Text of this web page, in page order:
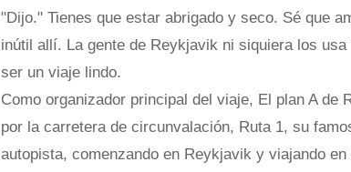
"Dijo." Tienes que estar abrigado y seco. Sé que
inútil allí. La gente de Reykjavik ni siquiera los
ser un viaje lindo.
Como organizador principal del viaje, El plan A de
por la carretera de circunvalación, Ruta 1, su
autopista, comenzando en Reykjavik y viajando